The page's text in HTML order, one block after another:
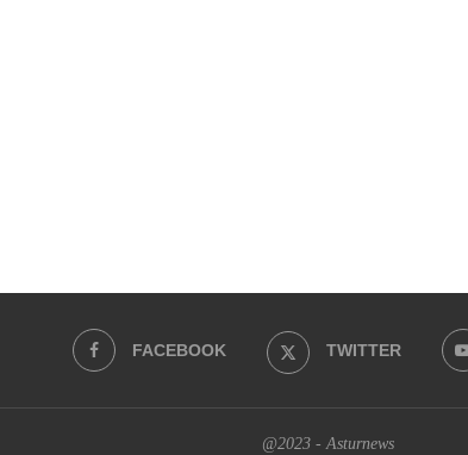
FACEBOOK TWITTER
@2023 - Asturnews